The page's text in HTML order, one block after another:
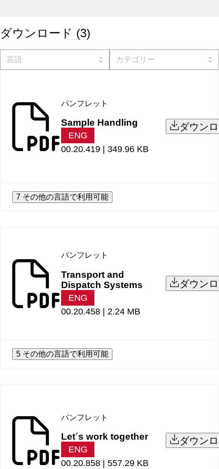
ダウンロード (3)
パンフレット
Sample Handling
ENG
00.20.419 | 349.96 KB
ダウン
7 その他の言語で利用可能
パンフレット
Transport and
Dispatch Systems
ENG
00.20.458 | 2.24 MB
ダウン
5 その他の言語で利用可能
パンフレット
Let´s work together
ENG
00.20.858 | 557.29 KB
ダウン